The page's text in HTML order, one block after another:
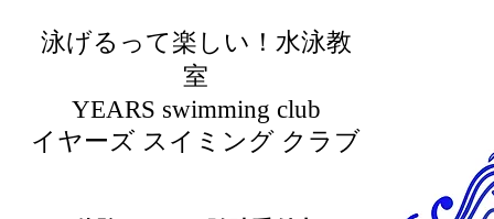
泳げるって楽しい！水泳教
室
​YEARS swimming club
イヤーズ スイミング クラブ